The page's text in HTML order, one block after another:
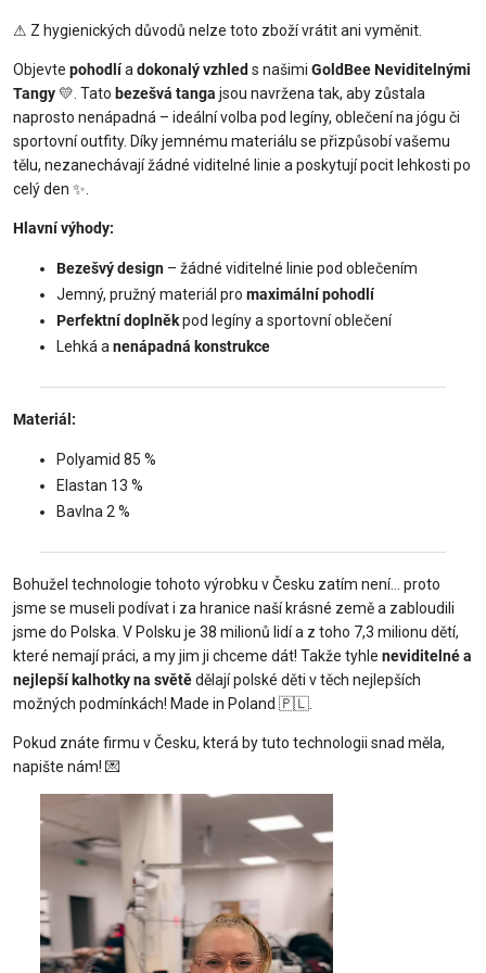
⚠ Z hygienických důvodů nelze toto zboží vrátit ani vyměnit.
Objevte pohodlía dokonalý vzhled s našimi GoldBee Neviditelnými
Tangy💛. Tato bezešvá tanga jsou navržena tak, aby zůstala
naprosto nenápadná – ideální volba pod legíny, oblečení na jógu či
sportovní outfity. Díky jemnému materiálu se přizpůsobí vašemu
tělu, nezanechávají žádné viditelné linie a poskytují pocit lehkosti po
celý den ✨.
Hlavní výhody:
Bezešvý design – žádné viditelné linie pod oblečením
Jemný, pružný materiál pro maximální pohodlí
Perfektní doplněkpod legíny a sportovní oblečení
Lehká a nenápadná konstrukce
Materiál:
Polyamid 85 %
Elastan 13 %
Bavlna 2 %
Bohužel technologie tohoto výrobku v Česku zatím není… proto
jsme se museli podívat i za hranice naší krásné země a zabloudili
jsme do Polska. V Polsku je 38 milionů lidí a z toho 7,3 milionu dětí,
které nemají práci, a my jim ji chceme dát! Takže tyhle neviditelné a
nejlepší kalhotky na světědělají polské děti v těch nejlepších
možných podmínkách! Made in Poland 🇵🇱.
Pokud znáte firmu v Česku, která by tuto technologii snad měla,
napište nám! 💌